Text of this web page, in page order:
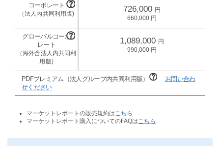
726,000
660,000
1,089,000
990,000
PDFプレミアム（法人グループ内共同利用版）
お問い合わ
せください
マーケットレポートの販売規約は こちら
マーケットレポート購入についてのFAQは こちら